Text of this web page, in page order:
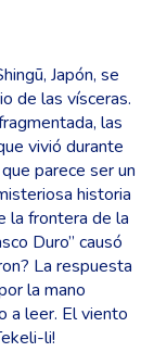
Japón, se
de las vísceras.
las
vivió durante
parece ser un
historia
la frontera de la
Duro” causó
La respuesta
la mano
a leer. El viento
li!